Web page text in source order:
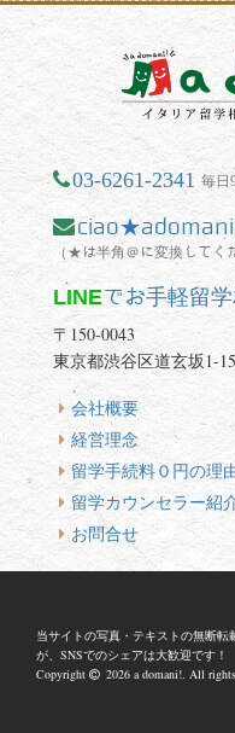
03-6261-2341 毎日
（★は半角＠に変換してく
LINEでお手軽留
〒150-0043
東京都渋谷区道玄坂1-
会社概要
経営理念
留学手続料０円の理
留学カウンセラー紹
お問合せ
当サイトの写真・テキストの無断転
が、SNSでのシェアは大歓迎です！
Copyright
2026 a domani!. All rights